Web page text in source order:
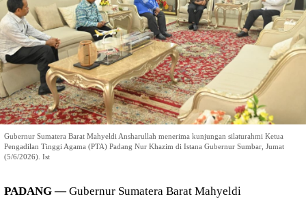
Gubernur Sumatera Barat Mahyeldi Ansharullah menerima kunjungan silaturahmi Ketua
Pengadilan Tinggi Agama (PTA) Padang Nur Khazim di Istana Gubernur Sumbar, Jumat
(5/6/2026). Ist
PADANG —Gubernur Sumatera Barat Mahyeldi